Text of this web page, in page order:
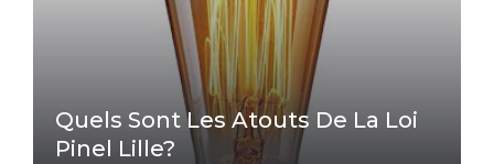
Quels Sont Les Atouts De La Loi
Pinel Lille?